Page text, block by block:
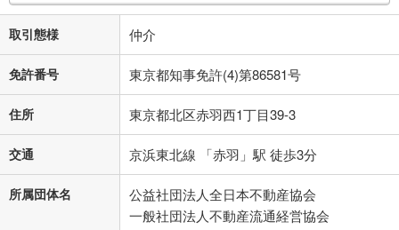
取引態様 仲介
免許番号 東京都知事免許(4)第86581号
住所 東京都北区赤羽西1丁目39-3
交通 京浜東北線 「赤羽」駅 徒歩3分
所属団体名
公益社団法人全日本不動産協会
一般社団法人不動産流通経営協会